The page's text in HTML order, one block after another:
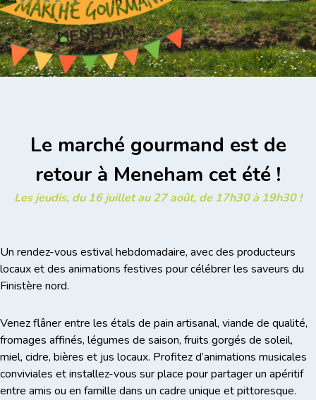
Le marché gourmand est de
retour à Meneham cet été !
Les jeudis, du 16 juillet au 27 août, de 17h30 à 19h30 !
Un rendez-vous estival hebdomadaire, avec des producteurs
locaux et des animations festives pour célébrer les saveurs du
Finistère nord.
Venez flâner entre les étals de pain artisanal, viande de qualité,
fromages affinés, légumes de saison, fruits gorgés de soleil,
miel, cidre, bières et jus locaux. Profitez d’animations musicales
conviviales et installez-vous sur place pour partager un apéritif
entre amis ou en famille dans un cadre unique et pittoresque.